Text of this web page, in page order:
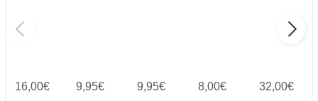
16,00€ 9,95€ 9,95€ 8,00€ 32,00€